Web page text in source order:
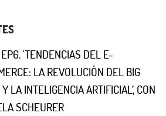
EP6. 'TENDENCIAS DEL E-
LA REVOLUCIÓN DEL BIG
LA INTELIGENCIA ARTIFICIAL’, CON
SCHEURER